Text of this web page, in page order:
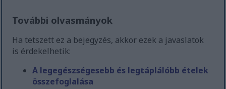
További olvasmányok
Ha tetszett ez a bejegyzés, akkor ezek a javaslatok
is érdekelhetik:
A legegészségesebb és legtáplálóbb ételek
összefoglalása